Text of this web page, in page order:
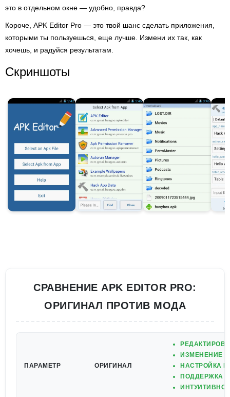
это в отдельном окне — удобно, правда?
Короче, APK Editor Pro — это твой шанс сделать приложения,
которыми ты пользуешься, еще лучше. Измени их так, как
хочешь, и радуйся результатам.
Скриншоты
СРАВНЕНИЕ APK EDITOR PRO:
ОРИГИНАЛ ПРОТИВ МОДА
ПАРАМЕТР ОРИГИНАЛ
ИЗМЕНЕНИЕ
НАСТРОЙКА
ПОДДЕРЖКА
ИНТУИТИВНО